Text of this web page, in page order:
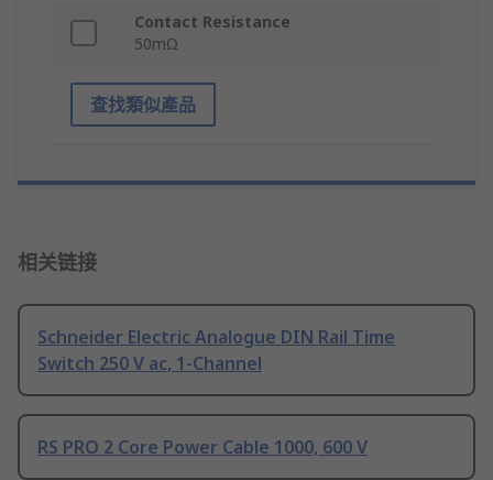
Contact Resistance
50mΩ
查找類似產品
相关链接
Schneider Electric Analogue DIN Rail Time
Switch 250 V ac, 1-Channel
RS PRO 2 Core Power Cable 1000, 600 V